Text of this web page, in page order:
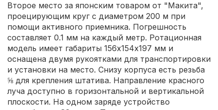
Второе место за японским товаром от "Макита",
проецирующим круг с диаметром 200 м при
помощи активного приемника. Погрешность
составляет 0.1 мм на каждый метр. Ротационная
модель имеет габариты 156х154х197 мм и
оснащена двумя рукоятками для транспортировки
и установки на место. Снизу корпуса есть резьба
⅝ для крепления штатива. Направление красного
луча доступно в горизонтальной и вертикальной
плоскости. На одном заряде устройство